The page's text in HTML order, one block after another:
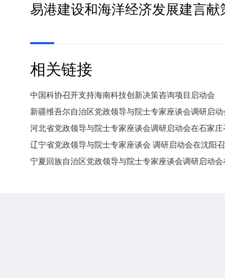
易港建设和海洋经济发展建言献
相关链接
中国科协召开支持海南科技创新决策咨询项目启动会
新疆维吾尔自治区党政领导与院士专家座谈会调研启动
河北省党政领导与院士专家座谈会调研启动会在石家庄
辽宁省党政领导与院士专家座谈会 调研启动会在沈阳
宁夏回族自治区党政领导与院士专家座谈会调研启动